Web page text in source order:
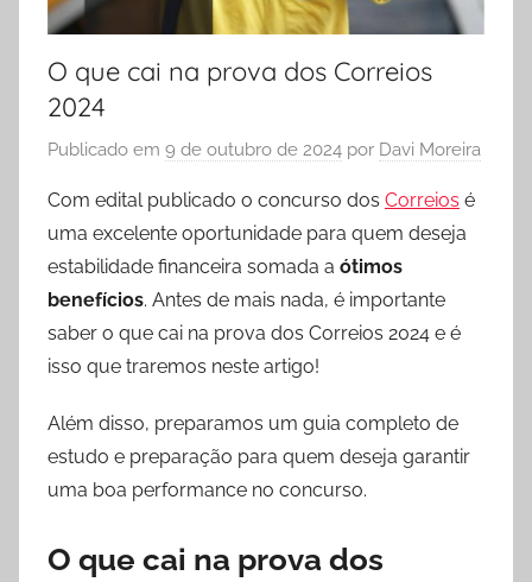
O que cai na prova dos Correios
2024
Publicado em 9 de outubro de 2024 por Davi Moreira
Com edital publicado o concurso dos Correios é
uma excelente oportunidade para quem deseja
estabilidade financeira somada a ótimos
benefícios. Antes de mais nada, é importante
saber o que cai na prova dos Correios 2024 e é
isso que traremos neste artigo!
Além disso, preparamos um guia completo de
estudo e preparação para quem deseja garantir
uma boa performance no concurso.
O que cai na prova dos